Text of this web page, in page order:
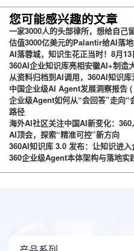
台
您可能感兴趣的文章
一家3000人的头部律所，想给自己
估值3000亿美元的Palantir给AI落地
AI落蓉城，知识生花正当时！8月
360AI企业知识库亮相安徽AI+制造
从资料归档到AI调用，360AI知识
中国企业级AI Agent发展洞察报告
企业级Agent如何从“会回答”走向“
路径
海外AI社区关注中国AI新变化：
AI顶会，探索“精准可控”新方向
360AI知识库 3.0 发布：让知识进
360企业级Agent本体架构与落地实